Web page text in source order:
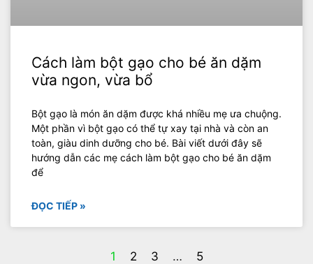
Cách làm bột gạo cho bé ăn dặm
vừa ngon, vừa bổ
Bột gạo là món ăn dặm được khá nhiều mẹ ưa chuộng.
Một phần vì bột gạo có thể tự xay tại nhà và còn an
toàn, giàu dinh dưỡng cho bé. Bài viết dưới đây sẽ
hướng dẫn các mẹ cách làm bột gạo cho bé ăn dặm
để
ĐỌC TIẾP »
1 2 3 … 5